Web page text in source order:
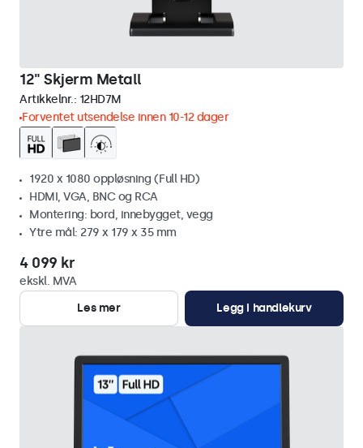
12" Skjerm Metall
Artikkelnr.: 12HD7M
Forventet utsendelse innen 10-12 dager
1920 x 1080 oppløsning (Full HD)
HDMI, VGA, BNC og RCA
Montering: bord, innebygget, vegg
Ytre mål: 279 x 179 x 35 mm
4 099 kr
ekskl. MVA
Les mer
Legg i handlekurv